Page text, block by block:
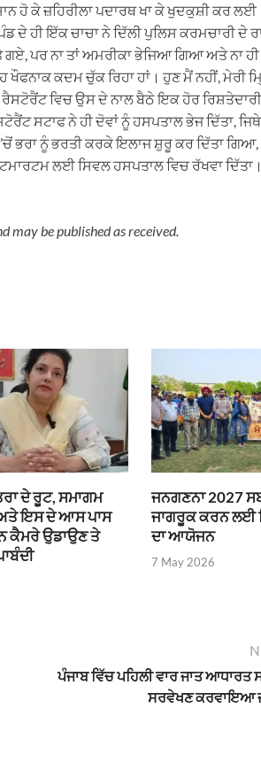
ਹੋ ਕੇ ਜ਼ਹਿਰੀਲਾ ਪਦਾਰਥ ਖਾ ਕੇ ਖੁਦਕੁਸ਼ੀ ਕਰ
ਦੇ ਹੀ ਇੱਕ ਚਾਚਾ ਨੇ ਦਿੱਲੀ ਪੁਲਿਸ ਕਰਮਚਾਰੀ ਦੇ
ਪਰ ਨਾ ਤਾਂ ਅਮਰੀਕਾ ਭੇਜਿਆ ਗਿਆ ਅਤੇ ਨਾ
ਕਦਮ ਚੁੱਕ ਰਿਹਾ ਹਾਂ। ਹੁਣ ਮੈਂ ਨਹੀਂ, ਮੇਰੀ
ਵਿਚ ਉਸ ਦੇ ਨਾਲ ਬੈਠੇ ਇਕ ਹੋਰ ਰਿਸ਼ਤੇਦਾਰੀ
ਸਟਾਫ ਨੇ ਹੀ ਦੋਵਾਂ ਨੂੰ ਹਸਪਤਾਲ ਭੇਜ ਦਿੱਤਾ,
ਭਰਾ ਨੂੰ ਭਰਤੀ ਕਰਕੇ ਇਲਾਜ ਸ਼ੁਰੂ ਕਰ ਦਿੱਤਾ
ਲਈ ਸਿਵਲ ਹਸਪਤਾਲ ਵਿਚ ਰੱਖਵਾ ਦਿੱਤਾ।
may be published as received.
ਦੇ ਰੂਟ, ਸਮਾਗਮ
ਅਤੇ ਇਸ ਦੇ ਆਸ ਪਾਸ
ਕੈਮਰੇ ਉਡਾਉਣ ਤੇ
ਜਨਗਣਨਾ 2027
ਜਾਗਰੂਕ ਕਰਨ ਲਈ
ਦਾ ਆਯੋਜਨ
7 May 2026
ਪੰਜਾਬ ਵਿੱਚ ਪਹਿਲੀ ਵਾਰ ਜਾਤ
ਸਰਵੇਖਣ ਕਰਵਾਇਆ